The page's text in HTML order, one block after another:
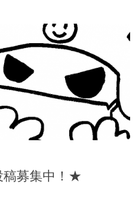
募集中！★